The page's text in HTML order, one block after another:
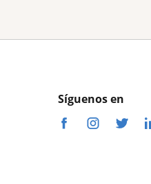
Síguenos en